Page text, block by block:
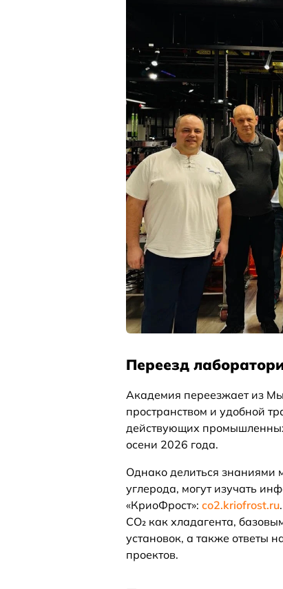
Переезд
Академия переезжает из
пространством и удобной
действующих промышленных
осени 2026 года.
Однако делиться знаниями
углерода, могут изучать
«КриоФрост»: co2.kriofrost.ru
CO₂ как хладагента,
установок, а также ответы
проектов.